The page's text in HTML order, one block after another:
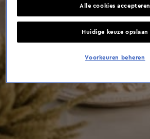
Alle cookies accepteren
Huidige keuze opslaan
Voorkeuren beheren